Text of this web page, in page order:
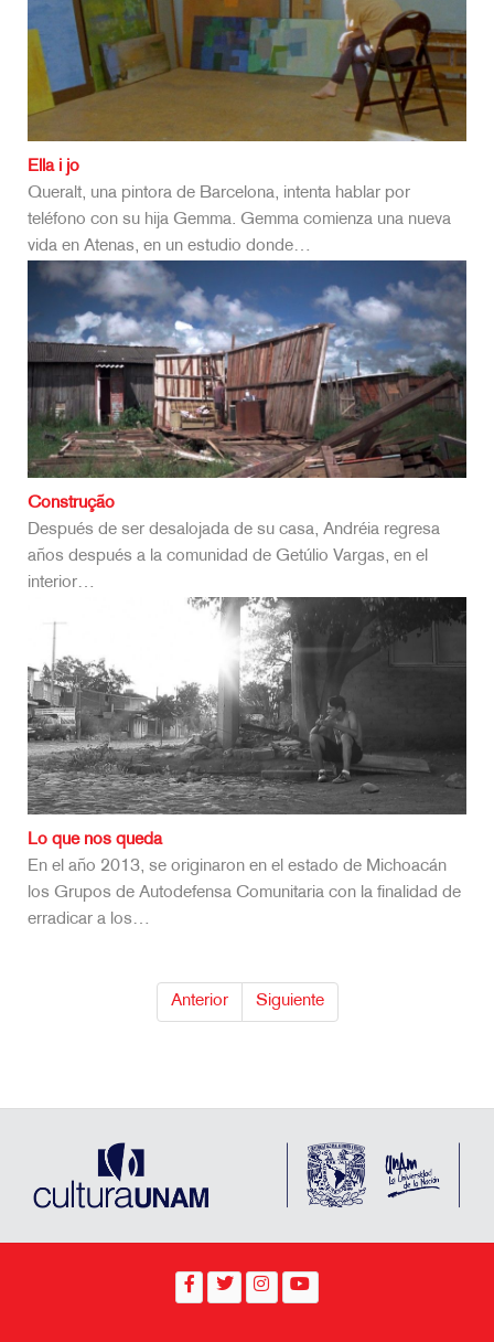
Ella i jo
Queralt, una pintora de Barcelona, intenta hablar por
teléfono con su hija Gemma. Gemma comienza una nueva
vida en Atenas, en un estudio donde…
Construção
Después de ser desalojada de su casa, Andréia regresa
años después a la comunidad de Getúlio Vargas, en el
interior…
Lo que nos queda
En el año 2013, se originaron en el estado de Michoacán
los Grupos de Autodefensa Comunitaria con la finalidad de
erradicar a los…
Anterior Siguiente